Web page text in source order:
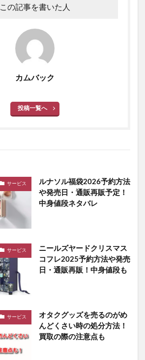
この記事を書いた人
カムバック
投稿一覧へ
サービス
ルナソル福袋2026予約方法
や発売日・通販再販予定！
中身値段ネタバレ
サービス
ニールズヤードクリスマス
コフレ2025予約方法や発売
日・通販再販！中身値段も
サービス
オタクグッズを売るのがめ
んどくさい時の処分方法！
買取の際の注意点も